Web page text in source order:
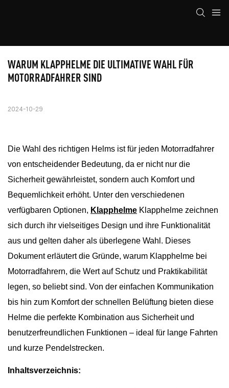
WARUM KLAPPHELME DIE ULTIMATIVE WAHL FÜR
MOTORRADFAHRER SIND
2024-10-29
Die Wahl des richtigen Helms ist für jeden Motorradfahrer
von entscheidender Bedeutung, da er nicht nur die
Sicherheit gewährleistet, sondern auch Komfort und
Bequemlichkeit erhöht. Unter den verschiedenen
verfügbaren Optionen, Klapphelme Klapphelme zeichnen
sich durch ihr vielseitiges Design und ihre Funktionalität
aus und gelten daher als überlegene Wahl. Dieses
Dokument erläutert die Gründe, warum Klapphelme bei
Motorradfahrern, die Wert auf Schutz und Praktikabilität
legen, so beliebt sind. Von der einfachen Kommunikation
bis hin zum Komfort der schnellen Belüftung bieten diese
Helme die perfekte Kombination aus Sicherheit und
benutzerfreundlichen Funktionen – ideal für lange Fahrten
und kurze Pendelstrecken.
Inhaltsverzeichnis: